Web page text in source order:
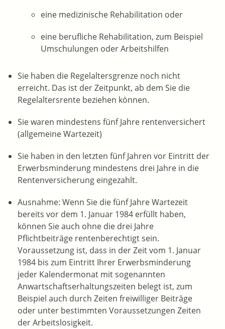
eine medizinische Rehabilitation oder
eine berufliche Rehabilitation, zum Beispiel
Umschulungen oder Arbeitshilfen
Sie haben die Regelaltersgrenze noch nicht
erreicht. Das ist der Zeitpunkt, ab dem Sie die
Regelaltersrente beziehen können.
Sie waren mindestens fünf Jahre rentenversichert
(allgemeine Wartezeit)
Sie haben in den letzten fünf Jahren vor Eintritt der
Erwerbsminderung mindestens drei Jahre in die
Rentenversicherung eingezahlt.
Ausnahme: Wenn Sie die fünf Jahre Wartezeit
bereits vor dem 1. Januar 1984 erfüllt haben,
können Sie auch ohne die drei Jahre
Pflichtbeiträge rentenberechtigt sein.
Voraussetzung ist, dass in der Zeit vom 1. Januar
1984 bis zum Eintritt Ihrer Erwerbsminderung
jeder Kalendermonat mit sogenannten
Anwartschaftserhaltungszeiten belegt ist, zum
Beispiel auch durch Zeiten freiwilliger Beiträge
oder unter bestimmten Voraussetzungen Zeiten
der Arbeitslosigkeit.